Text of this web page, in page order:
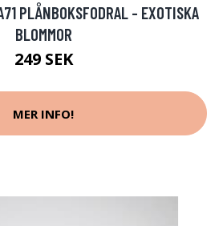
PLÅNBOKSFODRAL - EXOTISKA
BLOMMOR
249 SEK
MER INFO!